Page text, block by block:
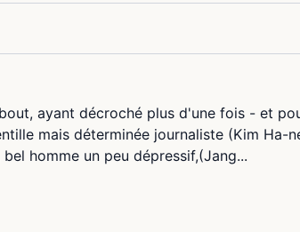
ayant décroché plus d'une fois - et
mais déterminée journaliste (Kim Ha-
homme un peu dépressif,(Jang...